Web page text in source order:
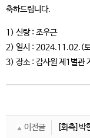
축하드립니다.
1) 신랑 : 조우근
2) 일시 : 2024.11.02.(
3) 장소 : 감사원 제1별관
이전글 [화촉]박